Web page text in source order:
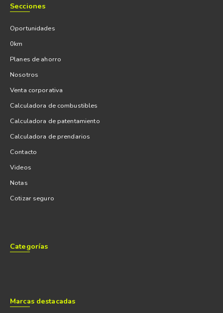
Secciones
Oportunidades
0km
Planes de ahorro
Nosotros
Venta corporativa
Calculadora de combustibles
Calculadora de patentamiento
Calculadora de prendarios
Contacto
Videos
Notas
Cotizar seguro
Categorías
Marcas destacadas